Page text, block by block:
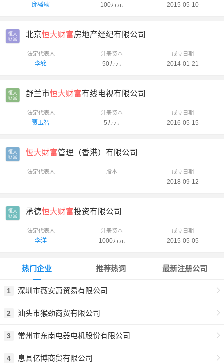
邱盛耿 100万元 2015-05-10
恒大
财富
北京恒大财富房地产经纪有限公司
法定代表人
李铭
注册资本
50万元
成立日期
2014-01-21
恒大
财富
舒兰市恒大财富有线电视有限公司
法定代表人
贾玉智
注册资本
5万元
成立日期
2016-05-15
恒大
财富
恆大財富管理（香港）有限公司
法定代表人
-
股本
-
成立日期
2018-09-12
恒大
财富
承德恒大财富投资有限公司
法定代表人
李洋
注册资本
1000万元
成立日期
2015-05-05
热门企业
1 深圳市薇安萧贸易有限公司
2 汕头市猴劲商贸有限公司
3 常州市东南电器电机股份有限公司
4 息县亿博商贸有限公司
推荐热词 最新注册公司